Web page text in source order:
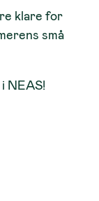
klare for
små
NEAS!